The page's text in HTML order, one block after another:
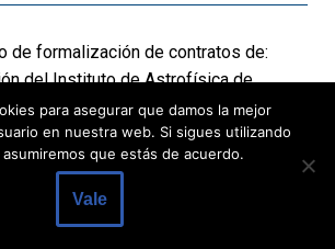
de formalización de contratos de:
del Instituto de Astrofísica de
Objeto: Producción, integración y
de elementos mecánicos,
y software para las cámaras de
LST-2, LST-3 y LST-4 .
para asegurar que damos la mejor
en nuestra web. Si sigues utilizando
que estás de acuerdo.
Vale